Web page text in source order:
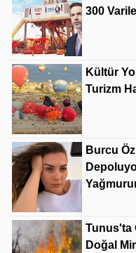
300
Kültür
Turizm
Burcu
Tunus'ta
Doğal